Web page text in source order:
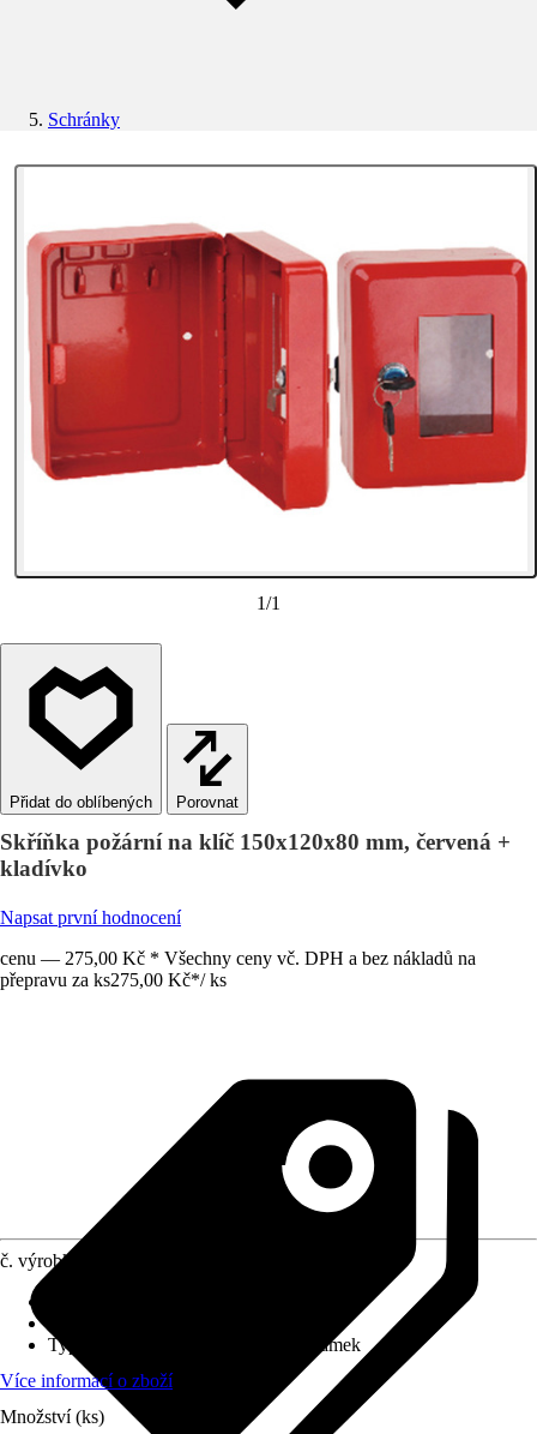
Schránky
1/1
Porovnat
Skříňka požární na klíč 150x120x80 mm, červená +
kladívko
Napsat první hodnocení
cenu — 275,00 Kč * Všechny ceny vč. DPH a bez nákladů na
přepravu za ks275,00 Kč*/ ks
č. výrobku
Typ zámku
Mechanický nouzový zámek
Více informací o zboží
Množství (ks)